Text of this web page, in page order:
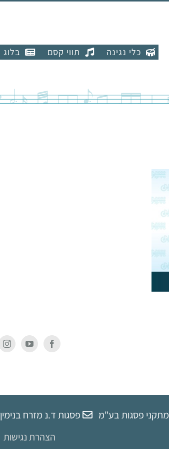
כלי נגינה
תווי קסם בלוג
מתקני פסגות בע"מ פסגות ד.נ מזרח בנימין 9062400
הצהרת נגישות